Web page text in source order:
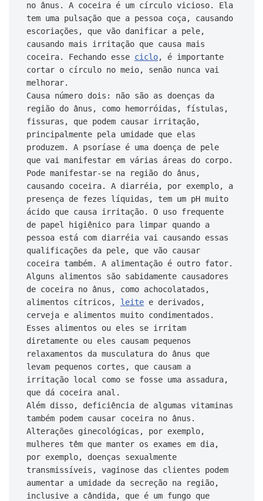
no ânus. A coceira é um círculo vicioso. Ela
tem uma pulsação que a pessoa coça, causando
escoriações, que vão danificar a pele,
causando mais irritação que causa mais
coceira. Fechando esse ciclo, é importante
cortar o círculo no meio, senão nunca vai
melhorar.
Causa número dois: não são as doenças da
região do ânus, como hemorróidas, fístulas,
fissuras, que podem causar irritação,
principalmente pela umidade que elas
produzem. A psoríase é uma doença de pele
que vai manifestar em várias áreas do corpo.
Pode manifestar-se na região do ânus,
causando coceira. A diarréia, por exemplo, a
presença de fezes líquidas, tem um pH muito
ácido que causa irritação. O uso frequente
de papel higiênico para limpar quando a
pessoa está com diarréia vai causando essas
qualificações da pele, que vão causar
coceira também. A alimentação é outro fator.
Alguns alimentos são sabidamente causadores
de coceira no ânus, como achocolatados,
alimentos cítricos, leite e derivados,
cerveja e alimentos muito condimentados.
Esses alimentos ou eles se irritam
diretamente ou eles causam pequenos
relaxamentos da musculatura do ânus que
levam pequenos cortes, que causam a
irritação local como se fosse uma assadura,
que dá coceira anal.
Além disso, deficiência de algumas vitaminas
também podem causar coceira no ânus.
Alterações ginecológicas, por exemplo,
mulheres têm que manter os exames em dia,
por exemplo, doenças sexualmente
transmissíveis, vaginose das clientes podem
aumentar a umidade da secreção na região,
inclusive a cândida, que é um fungo que